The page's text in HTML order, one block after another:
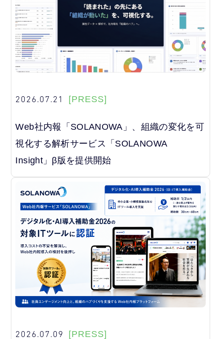
2026.07.21 [PRESS]
Web社内報「SOLANOWA」、組織の変化を可
視化する解析サービス「SOLANOWA
Insight」β版を提供開始
2026.07.09 [PRESS]